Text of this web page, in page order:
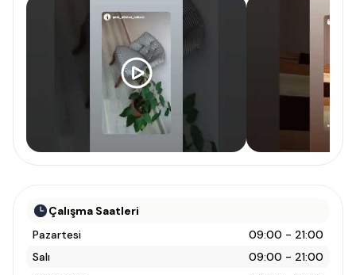
Çalışma Saatleri
Pazartesi
09:00 - 21:00
Salı
09:00 - 21:00